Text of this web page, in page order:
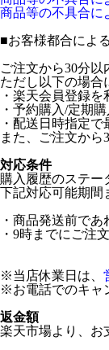
商品等の不具合に
■お客様都合によ
ご注文から30分
ただし以下の場合
・楽天会員登録
・予約購入/定期
・配送日時指定
また、ご注文か
対応条件
購入履歴のステー
下記対応可能期間
・商品発送前であ
・9時までにご注
※当店休業日は、
※お電話でのキャ
返金額
楽天市場より、お